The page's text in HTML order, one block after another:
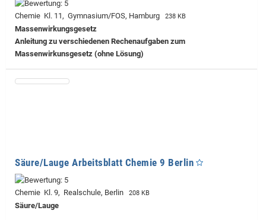
Chemie Kl. 11, Gymnasium/FOS, Hamburg 238 KB
Massenwirkungsgesetz
Anleitung zu verschiedenen Rechenaufgaben zum
Massenwirkunsgesetz (ohne Lösung)
Säure/Lauge Arbeitsblatt Chemie 9 Berlin
Chemie Kl. 9, Realschule, Berlin 208 KB
Säure/Lauge